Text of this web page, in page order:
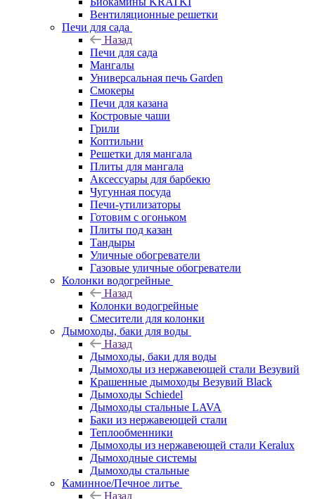
Вентиляционные решетки
Печи для сада
Назад
Печи для сада
Мангалы
Универсальная печь Garden
Смокеры
Печи для казана
Костровые чаши
Грили
Коптильни
Решетки для мангала
Плиты для мангала
Аксессуары для барбекю
Чугунная посуда
Печи-утилизаторы
Готовим с огоньком
Плиты под казан
Тандыры
Уличные обогреватели
Газовые уличные обогреватели
Колонки водогрейные
Назад
Колонки водогрейные
Смесители для колонки
Дымоходы, баки для воды
Назад
Дымоходы, баки для воды
Дымоходы из нержавеющей стали Везувий
Крашенные дымоходы Везувий Black
Дымоходы Schiedel
Дымоходы стальные LAVA
Баки из нержавеющей стали
Теплообменники
Дымоходы из нержавеющей стали Keralux
Дымоходные системы
Дымоходы стальные
Каминное/Печное литье
Назад